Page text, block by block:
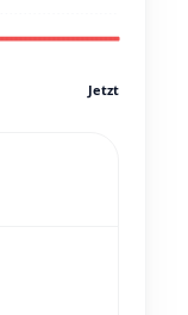
Jetzt